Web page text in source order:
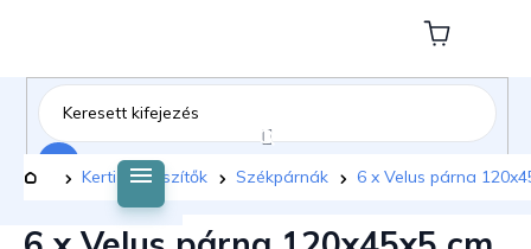
tartalomhoz
Kosár
Kezdőlap
Kerti kiegészítők Székpárnák 6 x Velus párna